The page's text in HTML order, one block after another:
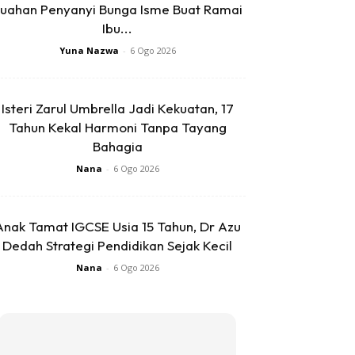
Penyanyi Bunga Isme Buat Ramai
Ibu...
Yuna Nazwa - 6 Ogo 2026
Isteri Zarul Umbrella Jadi Kekuatan, 17
Tahun Kekal Harmoni Tanpa Tayang
Bahagia
Nana - 6 Ogo 2026
Tamat IGCSE Usia 15 Tahun, Dr Azu
Dedah Strategi Pendidikan Sejak Kecil
Nana - 6 Ogo 2026